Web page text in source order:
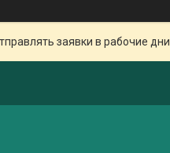
заявки в рабочие дни.